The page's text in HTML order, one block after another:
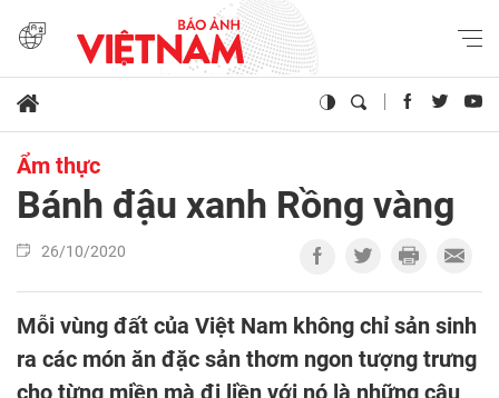
Ẩm thực
Bánh đậu xanh Rồng vàng
26/10/2020
Mỗi vùng đất của Việt Nam không chỉ sản sinh
ra các món ăn đặc sản thơm ngon tượng trưng
cho từng miền mà đi liền với nó là những câu